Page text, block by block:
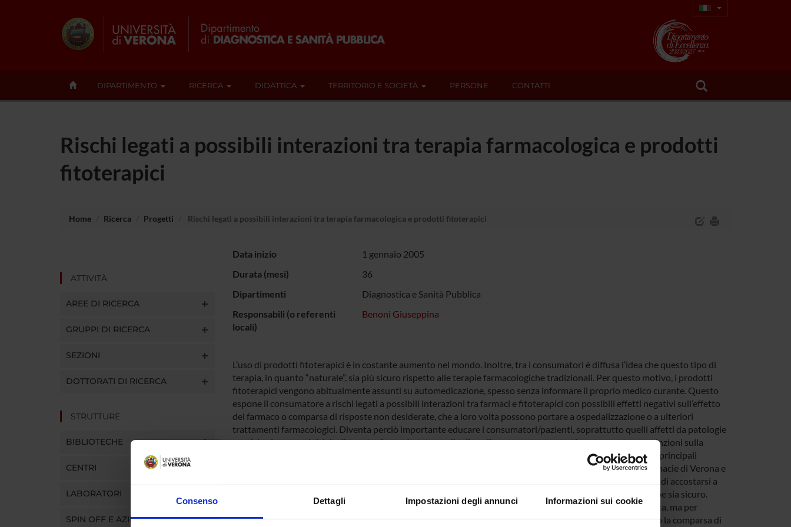
Consenso Dettagli Impostazioni degli annunci Informazioni sui cookie
DIPARTIMENTO RICERCA DIDATTICA TERRITORIO E SOCIETÀ PERSONE CONTATTI
Rischi legati a possibili interazioni tra terapia farmacologica e prodotti
fitoterapici
Home Ricerca Progetti Rischi legati a possibili interazioni tra terapia farmacologica e prodotti fitoterapici
ATTIVITÀ
AREE DI RICERCA
GRUPPI DI RICERCA
SEZIONI
DOTTORATI DI RICERCA
STRUTTURE
BIBLIOTECHE
CENTRI
LABORATORI
SPIN OFF E AZIENDE
Data inizio
1 gennaio 2005
Durata (mesi)
36
Dipartimenti
Diagnostica e Sanità Pubblica
Responsabili (o referenti
locali)
Benoni Giuseppina
L’uso di prodotti fitoterapici è in costante aumento nel mondo. Inoltre, tra i consumatori è diffusa l’idea che questo tipo di
terapia, in quanto “naturale”, sia più sicuro rispetto alle terapie farmacologiche tradizionali. Per questo motivo, i prodotti
fitoterapici vengono abitualmente assunti su automedicazione, spesso senza informare il proprio medico curante. Questo
espone il consumatore a rischi legati a possibili interazioni tra farmaci e fitoterapici con possibili effetti negativi sull’effetto
del farmaco o comparsa di risposte non desiderate, che a loro volta possono portare a ospedalizzazione o a ulteriori
trattamenti farmacologici. Diventa perciò importante educare i consumatori/pazienti, soprattutto quelli affetti da patologie
croniche. Lo scopo iniziale di questa ricerca è stato quello di analizzare comportamenti, conoscenze e convinzioni sulla
fitoterapia di un campione di donne italiane, essendo proprio le donne (come riportato da diversi autori) le principali
consumatrici di questi prodotti. Dall’analisi dei dati ricavati da 1420 interviste svolte in un campione di farmacie di Verona e
provincia, è emerso che il “fenomeno” fitoterapia è in aumento, in quanto il 12% degli intervistati ha riferito di accostarsi a
questo tipo di terapia per la prima volta, e la percezione comune è che l’uso di prodotti naturali a base di erbe sia sicuro.
Inoltre, la scelta di curarsi con un fitoterapico non viene sempre fatta sulla base di un consiglio del farmacista, ma per
convinzione personale o su suggerimento di amici/parenti/media. Infine, il 4% degli intervistati ha segnalato la comparsa di